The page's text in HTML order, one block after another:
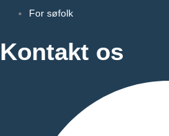
For søfolk
Kontakt os